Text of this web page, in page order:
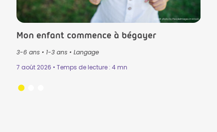
Crédit photo by PeopleImages in Istock
Mon enfant commence à bégayer
3-6 ans• 1-3 ans• Langage
7 août 2026 • Temps de lecture : 4 mn